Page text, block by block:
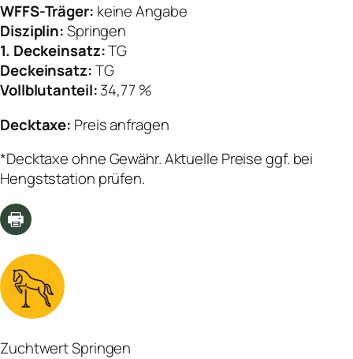
WFFS-Träger: keine Angabe
Disziplin:Springen
1. Deckeinsatz:TG
Deckeinsatz:TG
Vollblutanteil:34,77 %
Decktaxe: Preis anfragen
*Decktaxe ohne Gewähr. Aktuelle Preise ggf. bei
Hengststation prüfen.
Zuchtwert Springen